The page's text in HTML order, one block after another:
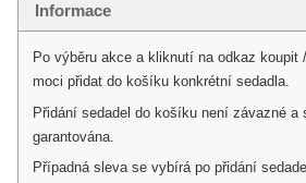
Informace
Po výběru akce a kliknutí na odkaz koupit
moci přidat do košíku konkrétní sedadla.
Přidání sedadel do košíku není závazné a
garantována.
Případná sleva se vybírá po přidání